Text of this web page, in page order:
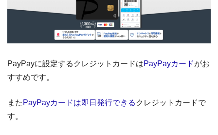
PayPayに設定するクレジットカードはPayPayカードがお
すすめです。
また PayPayカードは即日発行できる クレジットカードで
す。